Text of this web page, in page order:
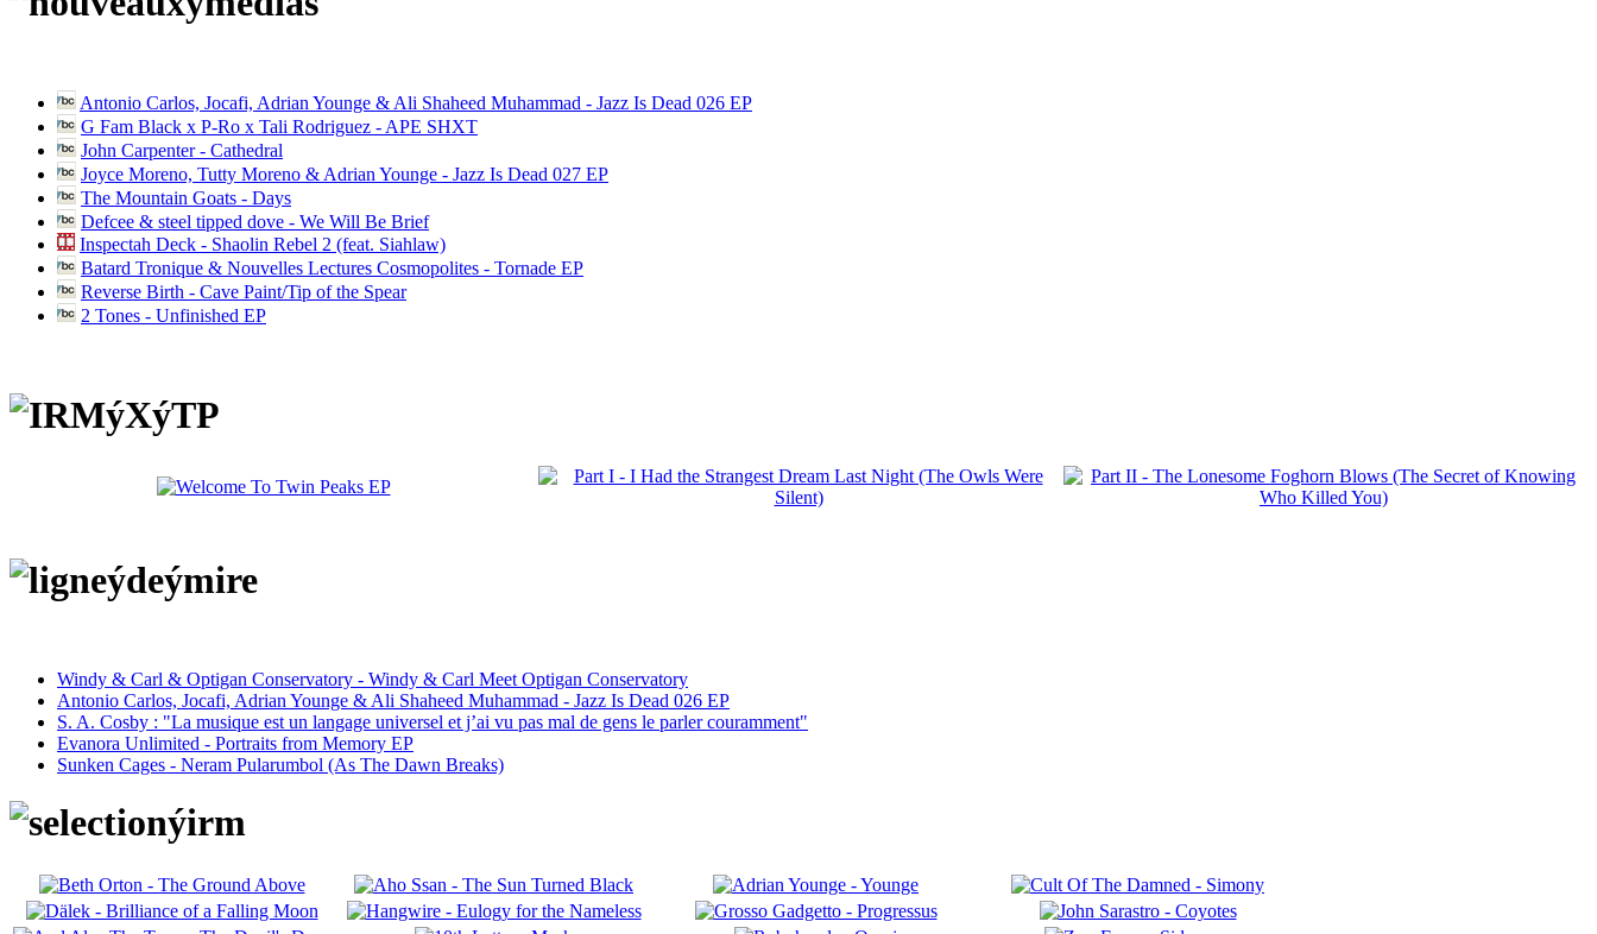
Antonio Carlos, Jocafi, Adrian Younge & Ali Shaheed Muhammad - Jazz Is Dead 026 EP
G Fam Black x P-Ro x Tali Rodriguez - APE SHXT
John Carpenter - Cathedral
Joyce Moreno, Tutty Moreno & Adrian Younge - Jazz Is Dead 027 EP
The Mountain Goats - Days
Defcee & steel tipped dove - We Will Be Brief
Inspectah Deck - Shaolin Rebel 2 (feat. Siahlaw)
Batard Tronique & Nouvelles Lectures Cosmopolites - Tornade EP
Reverse Birth - Cave Paint/Tip of the Spear
2 Tones - Unfinished EP
Windy & Carl & Optigan Conservatory - Windy & Carl Meet Optigan Conservatory
Antonio Carlos, Jocafi, Adrian Younge & Ali Shaheed Muhammad - Jazz Is Dead 026 EP
S. A. Cosby : "La musique est un langage universel et j’ai vu pas mal de gens le parler couramment"
Evanora Unlimited - Portraits from Memory EP
Sunken Cages - Neram Pularumbol (As The Dawn Breaks)